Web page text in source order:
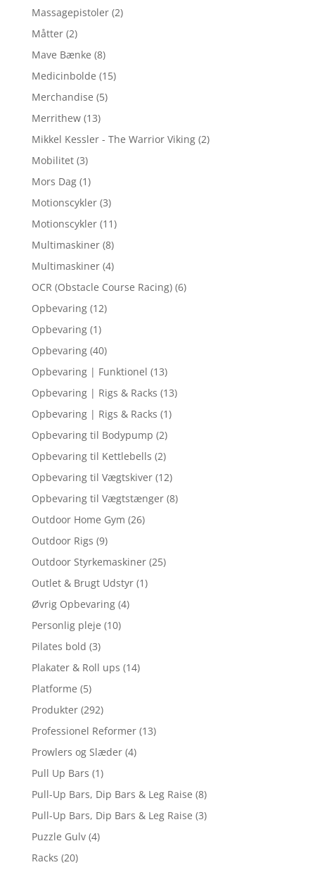
Massagepistoler (2)
Måtter (2)
Mave Bænke (8)
Medicinbolde (15)
Merchandise (5)
Merrithew (13)
Mikkel Kessler - The Warrior Viking (2)
Mobilitet (3)
Mors Dag (1)
Motionscykler (3)
Motionscykler (11)
Multimaskiner (8)
Multimaskiner (4)
OCR (Obstacle Course Racing) (6)
Opbevaring (12)
Opbevaring (1)
Opbevaring (40)
Opbevaring | Funktionel (13)
Opbevaring | Rigs & Racks (13)
Opbevaring | Rigs & Racks (1)
Opbevaring til Bodypump (2)
Opbevaring til Kettlebells (2)
Opbevaring til Vægtskiver (12)
Opbevaring til Vægtstænger (8)
Outdoor Home Gym (26)
Outdoor Rigs (9)
Outdoor Styrkemaskiner (25)
Outlet & Brugt Udstyr (1)
Øvrig Opbevaring (4)
Personlig pleje (10)
Pilates bold (3)
Plakater & Roll ups (14)
Platforme (5)
Produkter (292)
Professionel Reformer (13)
Prowlers og Slæder (4)
Pull Up Bars (1)
Pull-Up Bars, Dip Bars & Leg Raise (8)
Pull-Up Bars, Dip Bars & Leg Raise (3)
Puzzle Gulv (4)
Racks (20)